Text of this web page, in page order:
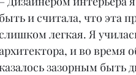
быть и считала, что эта
легкая. Я
и во время
зазорным быть